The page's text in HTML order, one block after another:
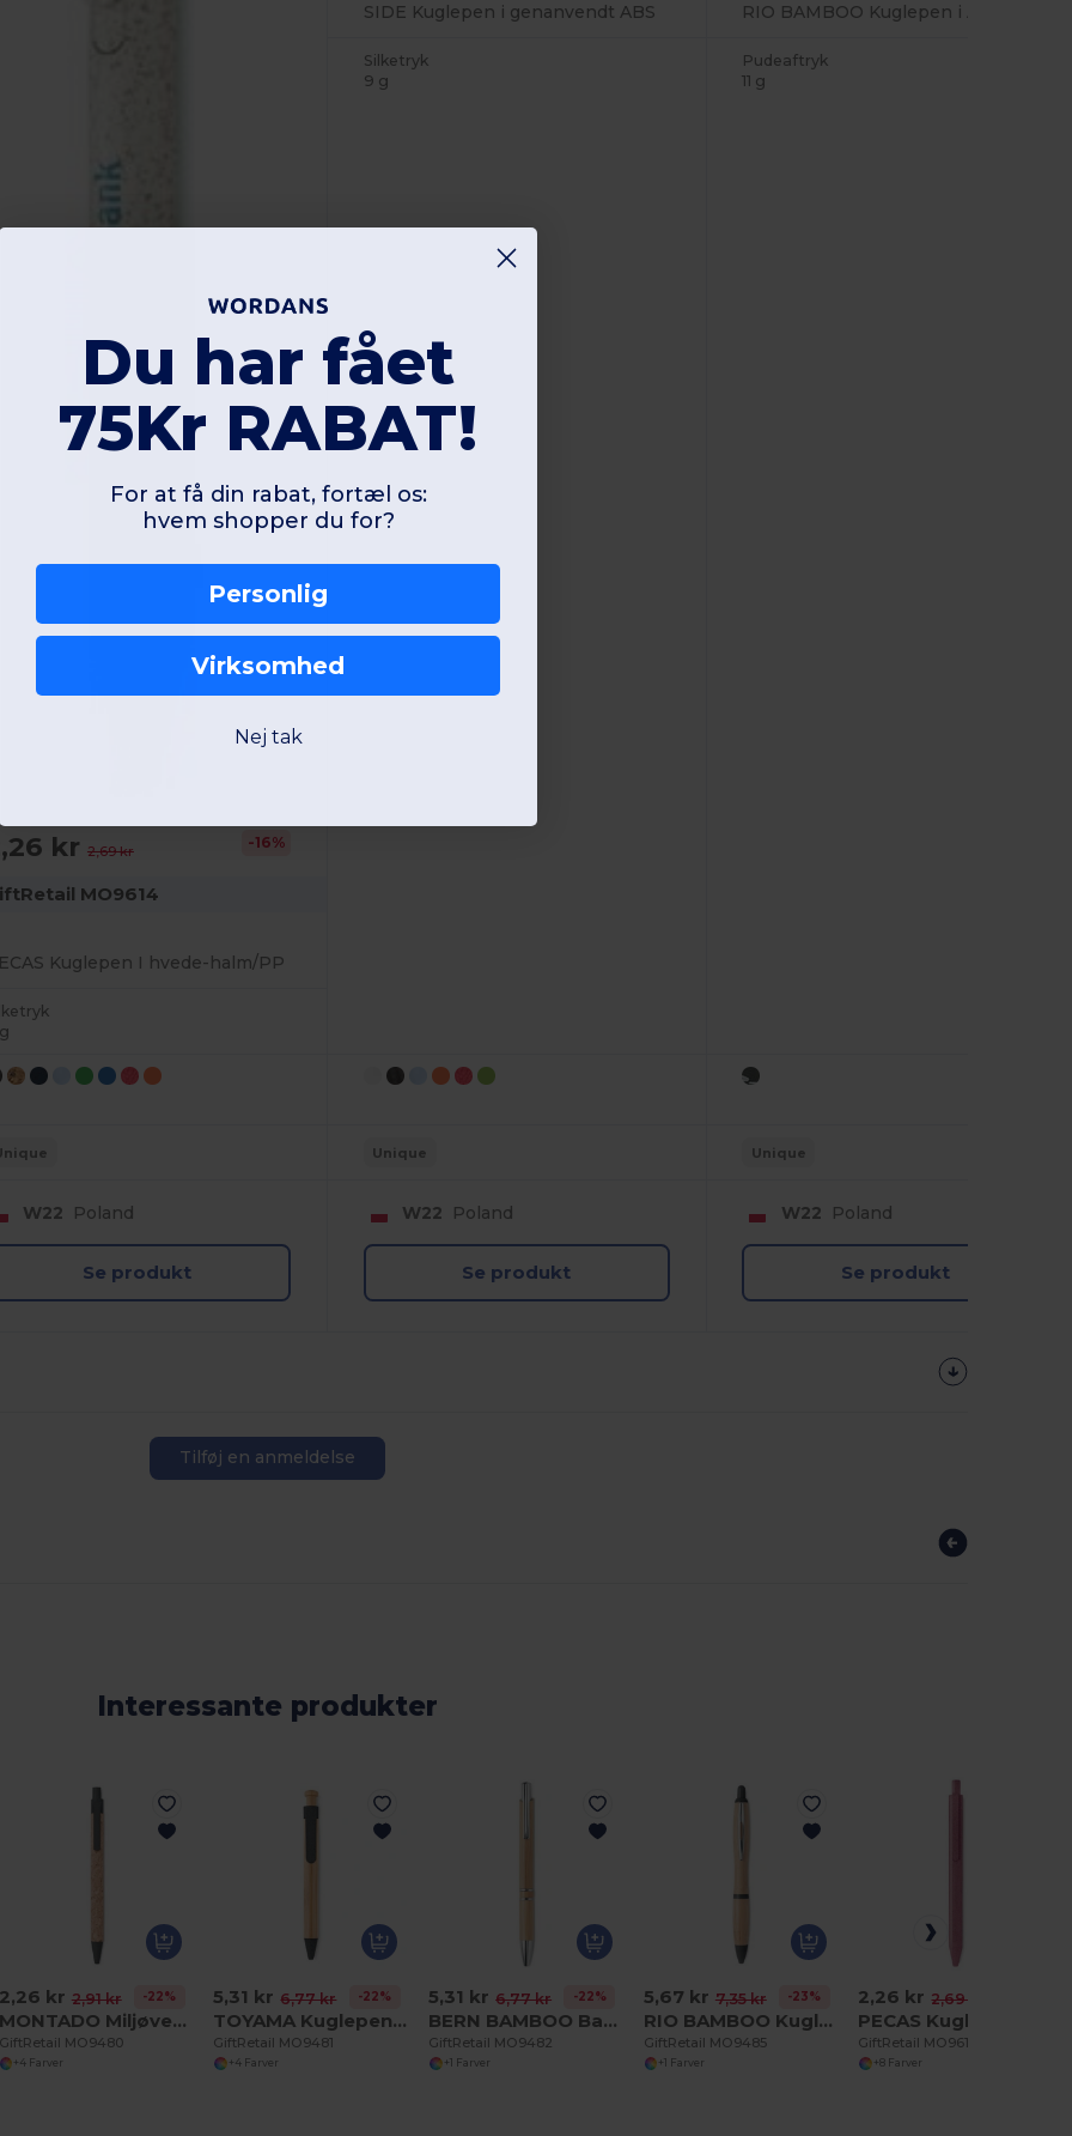
kr 2,69 kr -16%
MO9614
Kuglepen I hvede-halm/PP
W22 Poland
Se produkt
SIDE Kuglepen i genanvendt ABS
Silketryk
9 g
Unique
W22 Poland
Se produkt
Pudeaftryk
11 g
Unique
W22 Poland
Se produkt
Tilføj en anmeldelse
Interessante produkter
2,26 kr 2,91 kr -22%
MONTADO Miljøvenlig kuglepen
GiftRetail MO9480
+4 Farver
5,31 kr 6,77 kr -22%
TOYAMA Kuglepen i bambus
GiftRetail MO9481
+4 Farver
5,31 kr 6,77 kr -22%
BERN BAMBOO Bambus kuglepen
GiftRetail MO9482
+1 Farver
5,67 kr 7,35 kr -23%
RIO BAMBOO Kuglepen i ABS og bambus
GiftRetail MO9485
+1 Farver
2,26 kr 2,69 kr
GiftRetail MO9614
+8 Farver
Du har fået
75Kr RABAT!
For at få din rabat, fortæl os:
hvem shopper du for?
Personlig
Virksomhed
Nej tak